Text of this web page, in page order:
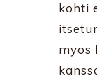
kohti
myös